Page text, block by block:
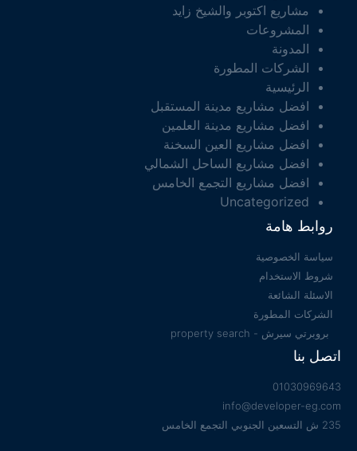
مشاريع اكتوبر والشيخ زايد
المشروعات
المدونة
الشركات المطورة
الرئيسية
افضل مشاريع مدينة المستقبل
افضل مشاريع مدينة العلمين
افضل مشاريع العين السخنة
افضل مشاريع الساحل الشمالي
افضل مشاريع التجمع الخامس
Uncategorized
روابط هامة
سياسة الخصوصية
شروط الاستخدام
الاسئلة الشائعة
الشركات المطورة
بروبرتي سيرش - property search
اتصل بنا
01030969643
info@developer-eg.com
235 ش التسعين الجنوبي التجمع الخامس